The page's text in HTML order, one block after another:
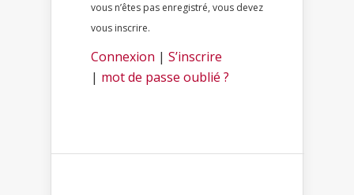
vous n’êtes pas enregistré, vous devez
vous inscrire.
Connexion | S’inscrire
| mot de passe oublié ?